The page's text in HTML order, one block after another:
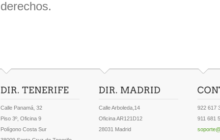
derechos.
Calle Panamá, 32
Piso 3º, Oficina 9
Polígono Costa Sur
Calle Arboleda,14
Oficina AR121D12
28031 Madrid
922 617
911 681